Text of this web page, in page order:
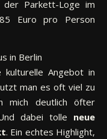
der Parkett-Loge im
85 Euro pro Person
in Berlin
Angebot in
man es oft viel zu
mich deutlich öfter
dabei tolle neue
. Ein echtes Highlight,